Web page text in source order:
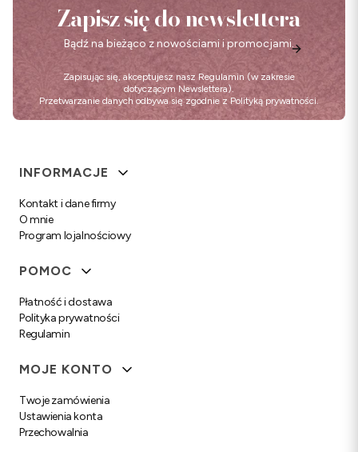
Zapisz się do newslettera
Bądź na bieżąco z nowościami i promocjami.
Zapisując się, akceptujesz nasz Regulamin (w zakresie
dotyczącym Newslettera).
Przetwarzanie danych odbywa się zgodnie z Polityką prywatności.
Linki w stopce
INFORMACJE
Kontakt i dane firmy
O mnie
Program lojalnościowy
POMOC
Płatność i dostawa
Polityka prywatności
Regulamin
MOJE KONTO
Twoje zamówienia
Ustawienia konta
Przechowalnia